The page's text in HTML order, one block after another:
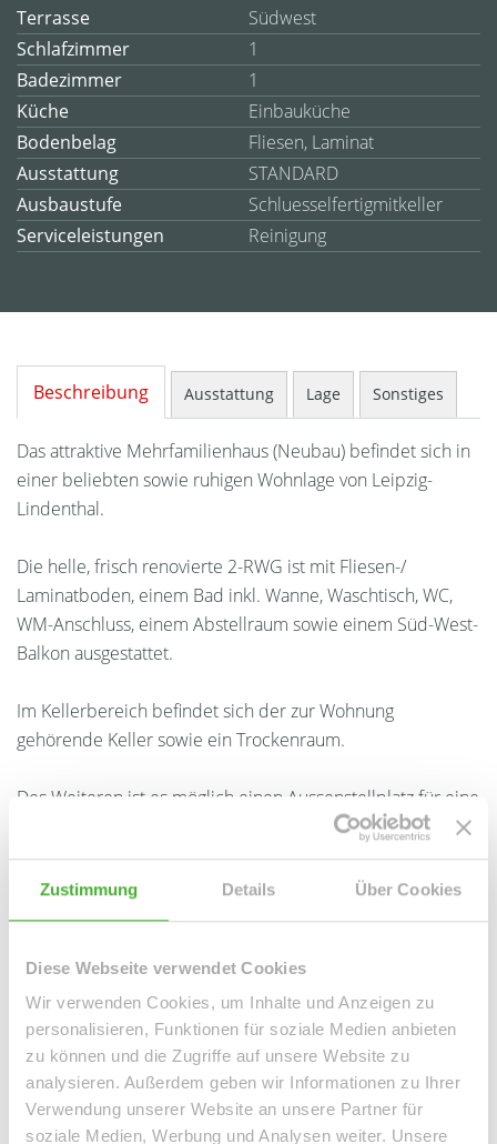
Zustimmung Details Über Cookies
Diese Webseite verwendet Cookies
Wir verwenden Cookies, um Inhalte und Anzeigen zu
personalisieren, Funktionen für soziale Medien anbieten
zu können und die Zugriffe auf unsere Website zu
analysieren. Außerdem geben wir Informationen zu Ihrer
Verwendung unserer Website an unsere Partner für
soziale Medien, Werbung und Analysen weiter. Unsere
Terrasse
Südwest
Schlafzimmer
1
Badezimmer
1
Küche
Einbauküche
Bodenbelag
Fliesen, Laminat
Ausstattung
STANDARD
Ausbaustufe
Schluesselfertigmitkeller
Serviceleistungen
Reinigung
Beschreibung Ausstattung Lage Sonstiges
Das attraktive Mehrfamilienhaus (Neubau) befindet sich in
einer beliebten sowie ruhigen Wohnlage von Leipzig-
Lindenthal.
Die helle, frisch renovierte 2-RWG ist mit Fliesen-/
Laminatboden, einem Bad inkl. Wanne, Waschtisch, WC,
WM-Anschluss, einem Abstellraum sowie einem Süd-West-
Balkon ausgestattet.
Im Kellerbereich befindet sich der zur Wohnung
gehörende Keller sowie ein Trockenraum.
Des Weiteren ist es möglich einen Aussenstellplatz für eine
mtl. Gebühr in Höhe von 30,00 EUR anzumieten.
Ansprechpartner